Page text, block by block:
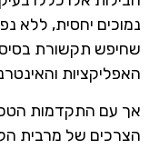
נמוכים יחסית, ללא
שחיפש תקשורת
האפליקציות
אך עם התקדמות
הצרכים של מרבית